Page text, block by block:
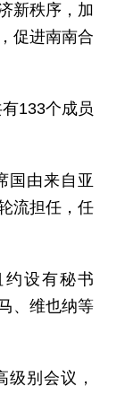
新秩序，加
促进南南合
133个成员
国由来自亚
流担任，任
约设有秘书
、维也纳等
级别会议，